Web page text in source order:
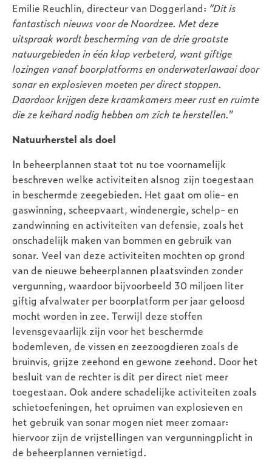
Emilie Reuchlin, directeur van Doggerland: “Dit is
fantastisch nieuws voor de Noordzee. Met deze
uitspraak wordt bescherming van de drie grootste
natuurgebieden in één klap verbeterd, want giftige
lozingen vanaf boorplatforms en onderwaterlawaai door
sonar en explosieven moeten per direct stoppen.
Daardoor krijgen deze kraamkamers meer rust en ruimte
die ze keihard nodig hebben om zich te herstellen.”
Natuurherstel als doel
In beheerplannen staat tot nu toe voornamelijk
beschreven welke activiteiten alsnog zijn toegestaan
in beschermde zeegebieden. Het gaat om olie- en
gaswinning, scheepvaart, windenergie, schelp- en
zandwinning en activiteiten van defensie, zoals het
onschadelijk maken van bommen en gebruik van
sonar. Veel van deze activiteiten mochten op grond
van de nieuwe beheerplannen plaatsvinden zonder
vergunning, waardoor bijvoorbeeld 30 miljoen liter
giftig afvalwater per boorplatform per jaar geloosd
mocht worden in zee. Terwijl deze stoffen
levensgevaarlijk zijn voor het beschermde
bodemleven, de vissen en zeezoogdieren zoals de
bruinvis, grijze zeehond en gewone zeehond. Door het
besluit van de rechter is dit per direct niet meer
toegestaan. Ook andere schadelijke activiteiten zoals
schietoefeningen, het opruimen van explosieven en
het gebruik van sonar mogen niet meer zomaar:
hiervoor zijn de vrijstellingen van vergunningplicht in
de beheerplannen vernietigd.